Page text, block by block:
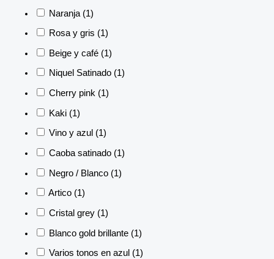
Naranja (1)
Rosa y gris (1)
Beige y café (1)
Niquel Satinado (1)
Cherry pink (1)
Kaki (1)
Vino y azul (1)
Caoba satinado (1)
Negro / Blanco (1)
Artico (1)
Cristal grey (1)
Blanco gold brillante (1)
Varios tonos en azul (1)